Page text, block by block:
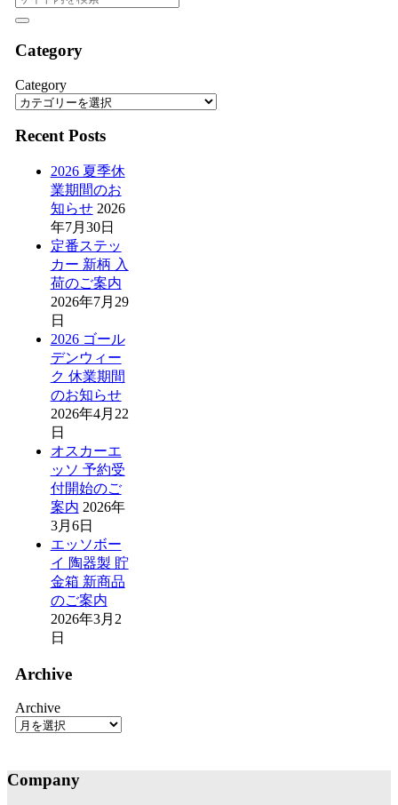
Category
Category
Recent Posts
2026 夏季休
業期間のお
知らせ 2026
年7月30日
定番ステッ
カー 新柄 入
荷のご案内
2026年7月29
日
2026 ゴール
デンウィー
ク 休業期間
のお知らせ
2026年4月22
日
オスカーエ
ッソ 予約受
付開始のご
案内 2026年
3月6日
エッソボー
イ 陶器製 貯
金箱 新商品
のご案内
2026年3月2
日
Archive
Archive
Company